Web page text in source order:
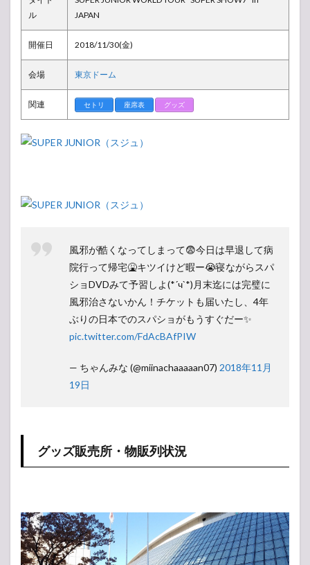
売
所・
列状
1.2
イベ
の様
1.4
アリ
投票
所
ル
JAPAN
開催日 2018/11/30(金)
会場 東京ドーム
関連 セトリ 座席表 グッズ
風邪が酷くなってしまって😨今日は早退して病
院行って帰宅🤮キツイけど暇ー😭寝ながらスパ
ショDVDみて予習しよ(*´ч`*)月末迄には完璧に
風邪治さないかん！チケットも届いたし、4年
ぶりの日本でのスパショがもうすぐだー✨
pic.twitter.com/FdAcBAfPIW
— ちゃんみな (@miinachaaaaan07) 2018年11月
19日
グッズ販売所・物販列状況